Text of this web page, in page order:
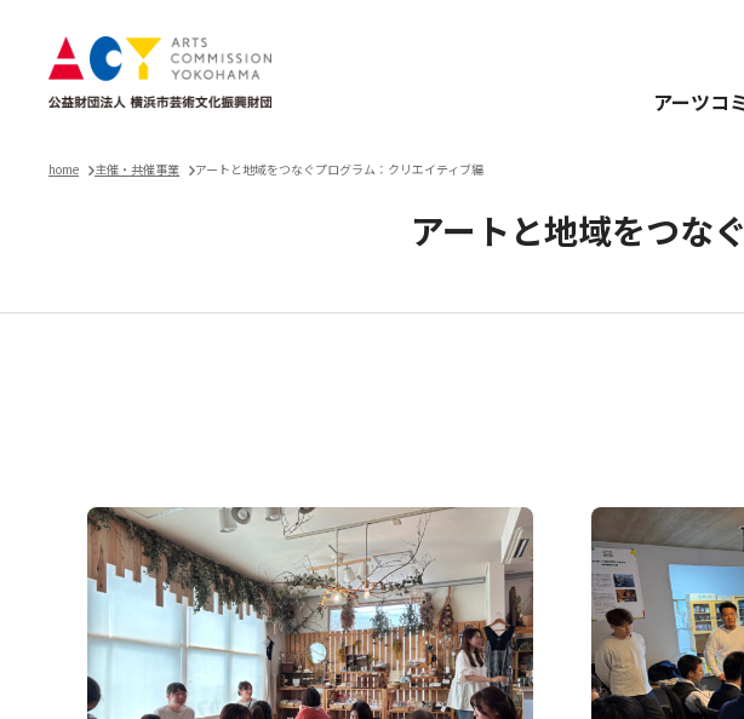
アーツコ
home 主催・共催事業 アートと地域をつなぐプログラム：クリエイティブ編
アートと地域をつな